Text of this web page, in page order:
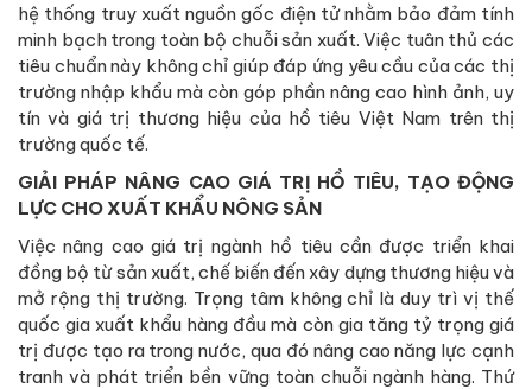
hệ thống truy xuất nguồn gốc điện tử nhằm bảo đảm tính
minh bạch trong toàn bộ chuỗi sản xuất. Việc tuân thủ các
tiêu chuẩn này không chỉ giúp đáp ứng yêu cầu của các thị
trường nhập khẩu mà còn góp phần nâng cao hình ảnh, uy
tín và giá trị thương hiệu của hồ tiêu Việt Nam trên thị
trường quốc tế.
GIẢI PHÁP NÂNG CAO GIÁ TRỊ HỒ TIÊU, TẠO ĐỘNG
LỰC CHO XUẤT KHẨU NÔNG SẢN
Việc nâng cao giá trị ngành hồ tiêu cần được triển khai
đồng bộ từ sản xuất, chế biến đến xây dựng thương hiệu và
mở rộng thị trường. Trọng tâm không chỉ là duy trì vị thế
quốc gia xuất khẩu hàng đầu mà còn gia tăng tỷ trọng giá
trị được tạo ra trong nước, qua đó nâng cao năng lực cạnh
tranh và phát triển bền vững toàn chuỗi ngành hàng. Thứ